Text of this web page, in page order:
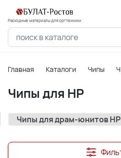
Расходные материалы для оргтехники
Главная Каталоги Чипы
Чипы для HP
Чипы для драм-юнитов HP